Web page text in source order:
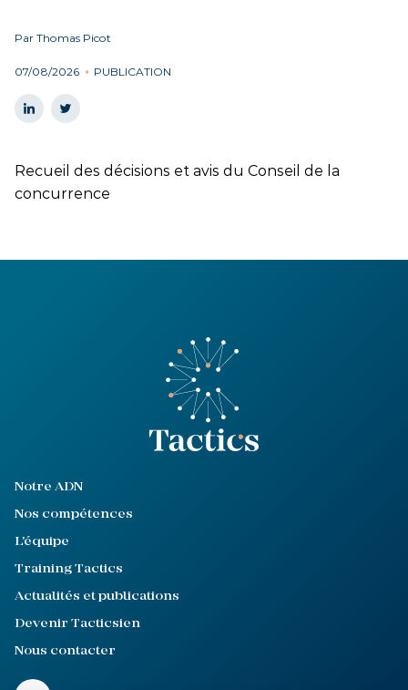
Par Thomas Picot
07/08/2026 PUBLICATION
Recueil des décisions et avis du Conseil de la
concurrence
Notre ADN
Nos compétences
L'équipe
Training Tactics
Actualités et publications
Devenir Tacticsien
Nous contacter